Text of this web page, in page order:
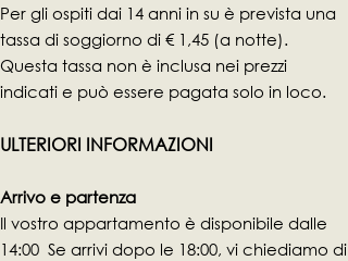
Per gli ospiti dai 14 anni in su è prevista una
tassa di soggiorno di € 1,45 (a notte).
Questa tassa non è inclusa nei prezzi
indicati e può essere pagata solo in loco.
ULTERIORI INFORMAZIONI
Arrivo e partenza
Il vostro appartamento è disponibile dalle
14:00 Se arrivi dopo le 18:00, vi chiediamo di